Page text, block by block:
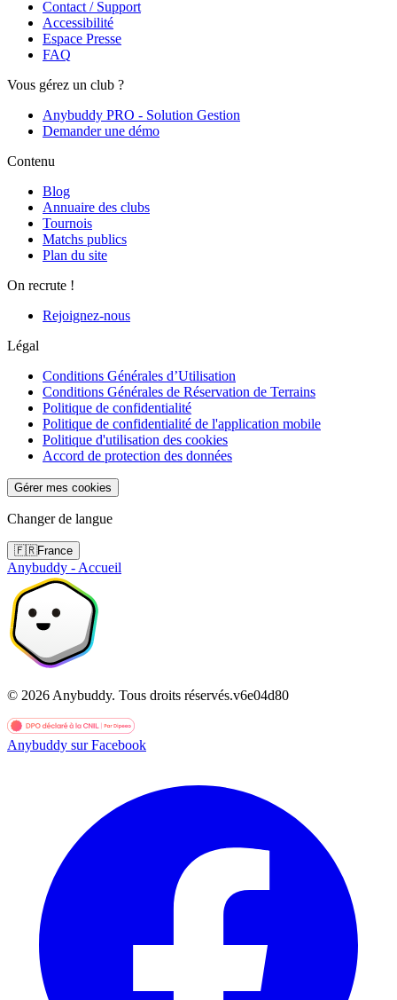
Contact / Support
Accessibilité
Espace Presse
FAQ
Vous gérez un club ?
Anybuddy PRO - Solution Gestion
Demander une démo
Contenu
Blog
Annuaire des clubs
Tournois
Matchs publics
Plan du site
On recrute !
Rejoignez-nous
Légal
Conditions Générales d’Utilisation
Conditions Générales de Réservation de Terrains
Politique de confidentialité
Politique de confidentialité de l'application mobile
Politique d'utilisation des cookies
Accord de protection des données
Gérer mes cookies
Changer de langue
🇫🇷France
Anybuddy - Accueil
© 2026 Anybuddy. Tous droits réservés.v6e04d80
Anybuddy sur Facebook